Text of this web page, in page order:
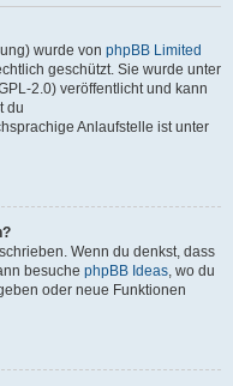
wurde von phpBB Limited
geschützt. Sie wurde unter
2.0) veröffentlicht und kann
du
Anlaufstelle ist unter
Wenn du denkst, dass
besuche phpBB Ideas, wo du
oder neue Funktionen